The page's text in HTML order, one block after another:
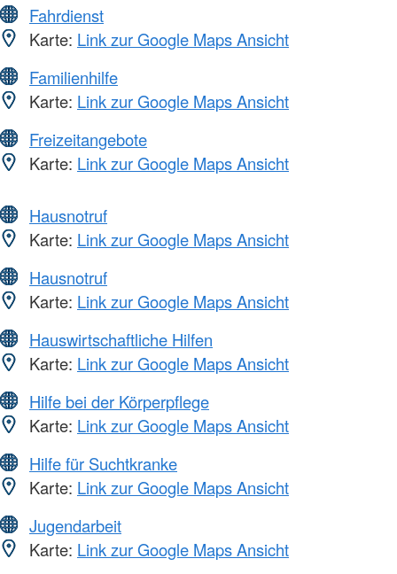
Fahrdienst
Karte: Link zur Google Maps Ansicht
Familienhilfe
Karte: Link zur Google Maps Ansicht
Freizeitangebote
Karte: Link zur Google Maps Ansicht
Hausnotruf
Karte: Link zur Google Maps Ansicht
Hausnotruf
Karte: Link zur Google Maps Ansicht
Hauswirtschaftliche Hilfen
Karte: Link zur Google Maps Ansicht
Hilfe bei der Körperpflege
Karte: Link zur Google Maps Ansicht
Hilfe für Suchtkranke
Karte: Link zur Google Maps Ansicht
Jugendarbeit
Karte: Link zur Google Maps Ansicht